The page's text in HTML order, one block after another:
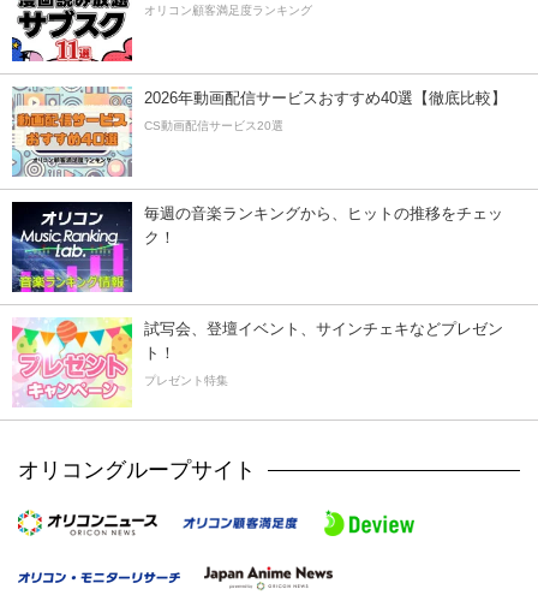
オリコン顧客満足度ランキング
2026年動画配信サービスおすすめ40選【徹底比較】
CS動画配信サービス20選
毎週の音楽ランキングから、ヒットの推移をチェッ
ク！
試写会、登壇イベント、サインチェキなどプレゼン
ト！
プレゼント特集
オリコングループサイト